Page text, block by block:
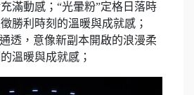
滿動感；“光暈粉”定格日落時
勝利時刻的溫暖與成就感；
透，意像新副本開啟的浪漫柔
溫暖與成就感；